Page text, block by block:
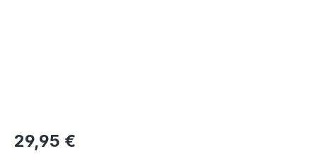
Regulärer Preis:
29,95 €